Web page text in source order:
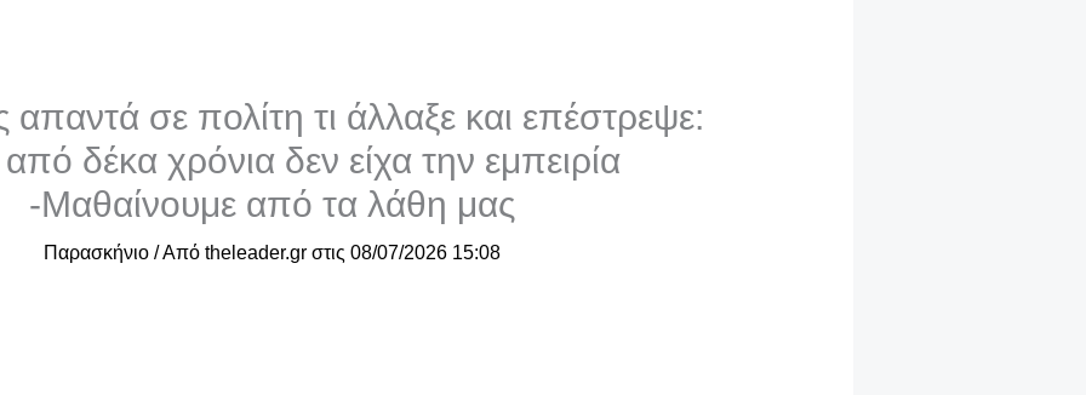
σε πολίτη τι άλλαξε και επέστρεψε:
δέκα χρόνια δεν είχα την εμπειρία
-Μαθαίνουμε από τα λάθη μας
Παρασκήνιο/ Από theleader.gr στις 08/07/2026 15:08